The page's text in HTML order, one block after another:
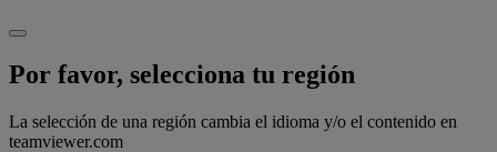
Por favor, selecciona tu región
La selección de una región cambia el idioma y/o el contenido en
teamviewer.com